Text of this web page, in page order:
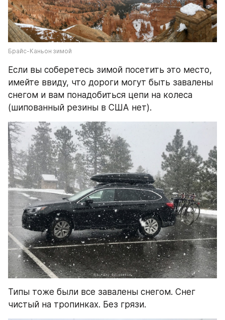
Брайс-Каньон зимой
Если вы соберетесь зимой посетить это место,
имейте ввиду, что дороги могут быть завалены
снегом и вам понадобиться цепи на колеса
(шипованный резины в США нет).
Типы тоже были все завалены снегом. Снег
чистый на тропинках. Без грязи.